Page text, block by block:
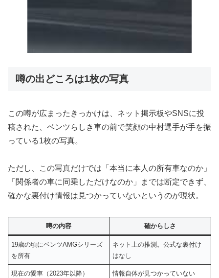
噂の出どころは1枚の写真
この噂が広まったきっかけは、ネット掲示板やSNSに投
稿された、ベンツらしき車の前で笑顔の中村選手が手を振
っている1枚の写真。
ただし、この写真だけでは「本当に本人の所有車なのか」
「関係者の車に同乗しただけなのか」までは断定できず、
確かな裏付け情報は見つかっていないというのが現状。
噂の内容 確からしさ
19歳の頃にベンツAMGシリーズ
を所有
ネット上の推測。公式な裏付け
はなし
現在の愛車（2023年以降） 情報自体が見つかっていない